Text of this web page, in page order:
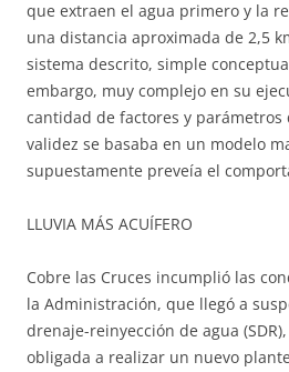
que extraen el agua primero y la
una distancia aproximada de 2,5
sistema descrito, simple
embargo, muy complejo en su
cantidad de factores y
validez se basaba en un modelo
supuestamente preveía el
LLUVIA MÁS ACUÍFERO
Cobre las Cruces incumplió las
la Administración, que llegó a
drenaje-reinyección de agua
obligada a realizar un nuevo